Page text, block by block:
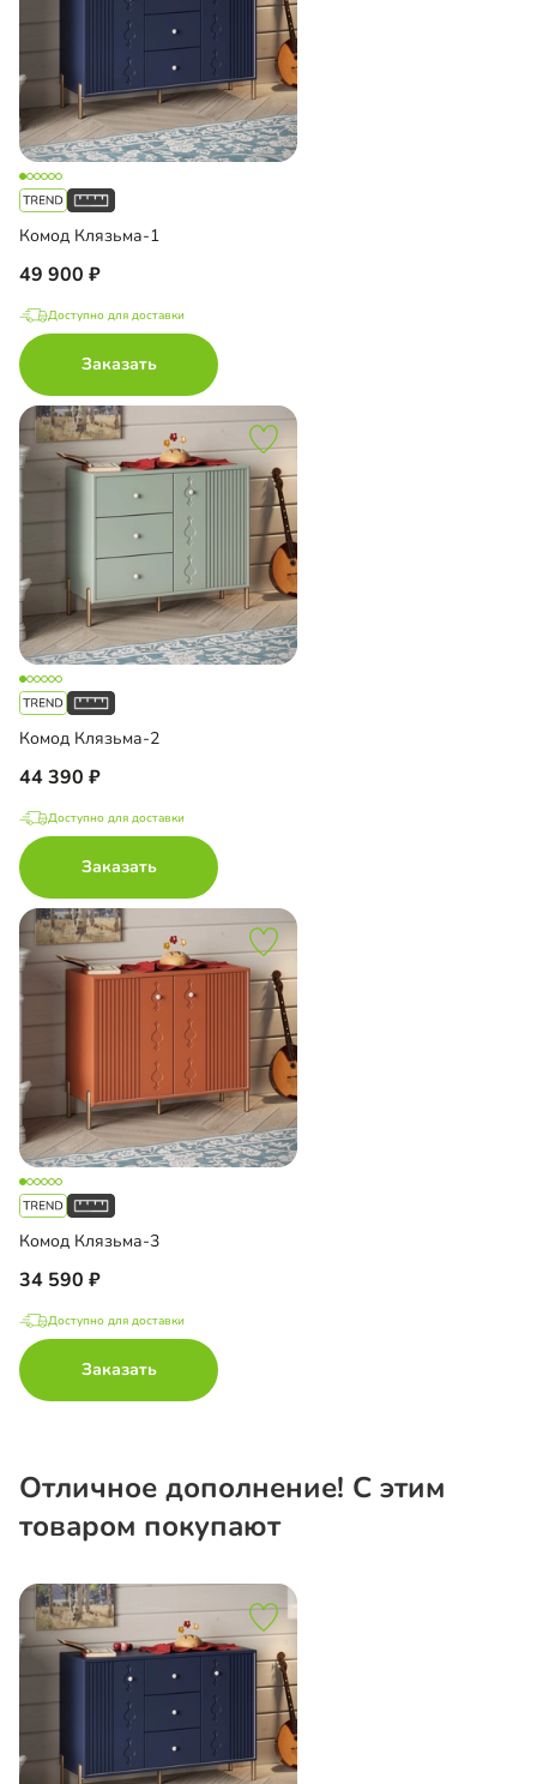
Комод Клязьма-1
49 900
Доступно для доставки
Заказать
Комод Клязьма-2
44 390
Доступно для доставки
Заказать
Комод Клязьма-3
34 590
Доступно для доставки
Заказать
Отличное дополнение! С этим
товаром покупают